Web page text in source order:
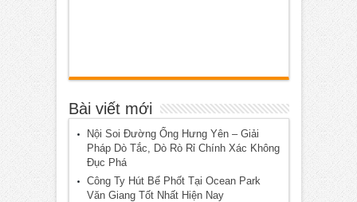
Bài viết mới
Nội Soi Đường Ống Hưng Yên – Giải
Pháp Dò Tắc, Dò Rò Rỉ Chính Xác Không
Đục Phá
Công Ty Hút Bể Phốt Tại Ocean Park
Văn Giang Tốt Nhất Hiện Nay